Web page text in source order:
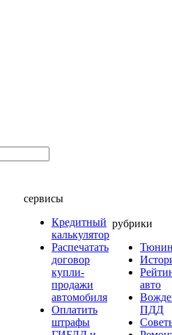
сервисы
Кредитный
калькулятор
Распечатать
договор
купли-
продажи
автомобиля
Оплатить
штрафы
рубрики
авто
ПДД